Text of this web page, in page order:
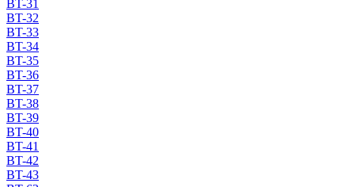
BT-31
BT-32
BT-33
BT-34
BT-35
BT-36
BT-37
BT-38
BT-39
BT-40
BT-41
BT-42
BT-43